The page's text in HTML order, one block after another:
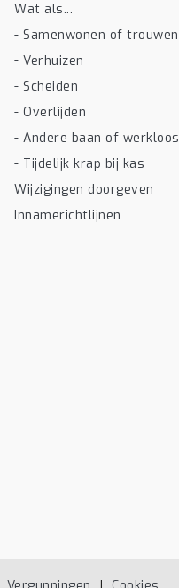
Wat als...
- Samenwonen of trouwen
- Verhuizen
- Scheiden
- Overlijden
- Andere baan of werkloos
- Tijdelijk krap bij kas
Wijzigingen doorgeven
Innamerichtlijnen